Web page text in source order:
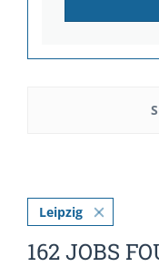
Leipzig
162 JOBS